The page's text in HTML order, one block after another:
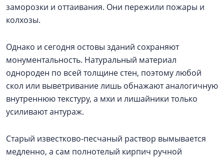
заморозки и оттаивания. Они пережили пожары и
колхозы.
Однако и сегодня остовы зданий сохраняют
монументальность. Натуральный материал
однороден по всей толщине стен, поэтому любой
скол или выветривание лишь обнажают аналогичную
внутреннюю текстуру, а мхи и лишайники только
усиливают антураж.
Старый известково-песчаный раствор вымывается
медленно, а сам полнотелый кирпич ручной